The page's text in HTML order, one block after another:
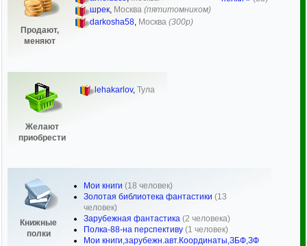
Продают,
меняют
шрек, Москва (пятитомником)
darkosha58 Москва (300р)
Желают
приобрести
lehakarlov, Тула
Книжные
полки
Мои книги (18 человек)
Золотая библиотека фантастики (13
человек)
Зарубежная фантастика (2 человека)
Полка-88-на перспективу (1 человек)
Мои книги,зарубежн.авт.Координаты,ЗБФ,ЗФ